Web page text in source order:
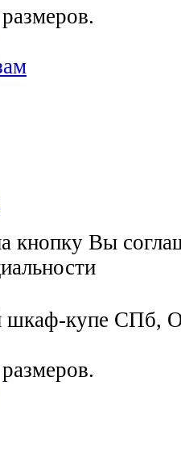
кнопку Вы
шкаф-купе СПб,